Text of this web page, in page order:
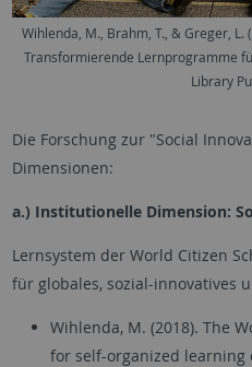
Wihlenda, M., Brahm, T., & Greger,
Transformierende Lernprogramme
Library
Die Forschung zur "Social
Dimensionen:
a.) Institutionelle Dimension:
Lernsystem der World Citizen
für globales, sozial-innovatives
Wihlenda, M. (2018). The
for self-organized learning